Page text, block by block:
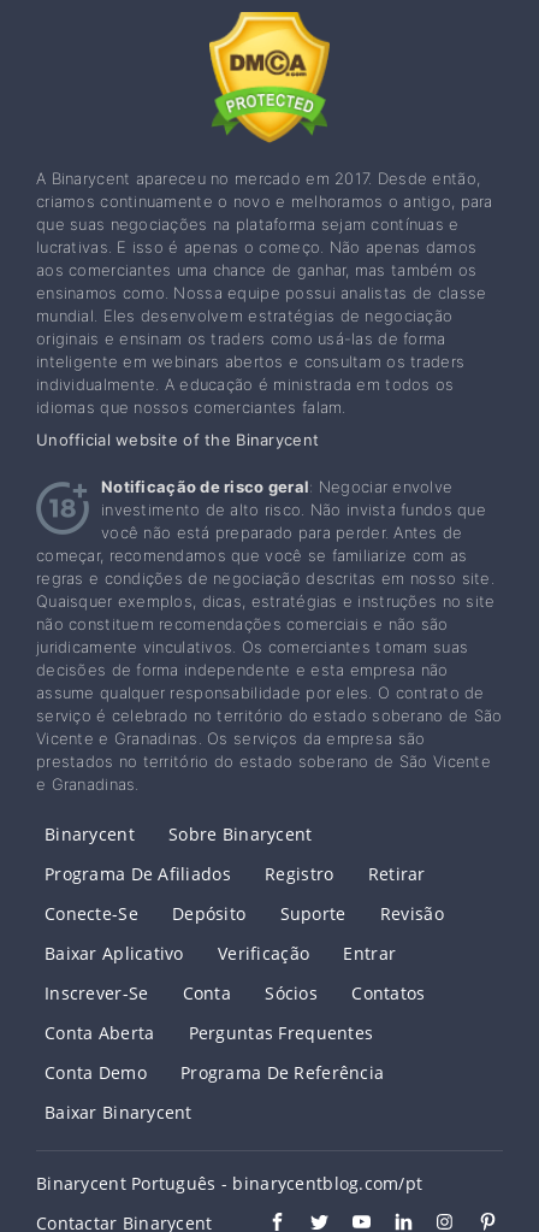
A Binarycent apareceu no mercado em 2017. Desde então,
criamos continuamente o novo e melhoramos o antigo, para
que suas negociações na plataforma sejam contínuas e
lucrativas. E isso é apenas o começo. Não apenas damos
aos comerciantes uma chance de ganhar, mas também os
ensinamos como. Nossa equipe possui analistas de classe
mundial. Eles desenvolvem estratégias de negociação
originais e ensinam os traders como usá-las de forma
inteligente em webinars abertos e consultam os traders
individualmente. A educação é ministrada em todos os
idiomas que nossos comerciantes falam.
Unofficial website of the Binarycent
Notificação de risco geral: Negociar envolve
investimento de alto risco. Não invista fundos que
você não está preparado para perder. Antes de
começar, recomendamos que você se familiarize com as
regras e condições de negociação descritas em nosso site.
Quaisquer exemplos, dicas, estratégias e instruções no site
não constituem recomendações comerciais e não são
juridicamente vinculativos. Os comerciantes tomam suas
decisões de forma independente e esta empresa não
assume qualquer responsabilidade por eles. O contrato de
serviço é celebrado no território do estado soberano de São
Vicente e Granadinas. Os serviços da empresa são
prestados no território do estado soberano de São Vicente
e Granadinas.
Binarycent
Sobre Binarycent
Programa De Afiliados
Registro
Retirar
Conecte-Se
Depósito Suporte
Revisão
Baixar Aplicativo
Verificação
Entrar
Inscrever-Se
Conta Sócios
Contatos
Conta Aberta
Perguntas Frequentes
Conta Demo
Programa De Referência
Baixar Binarycent
Binarycent Português - binarycentblog.com/pt
Contactar Binarycent